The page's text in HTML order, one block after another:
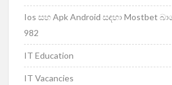
Ios සහ Apk Android සඳහා Mostbet
982
IT Education
IT Vacancies